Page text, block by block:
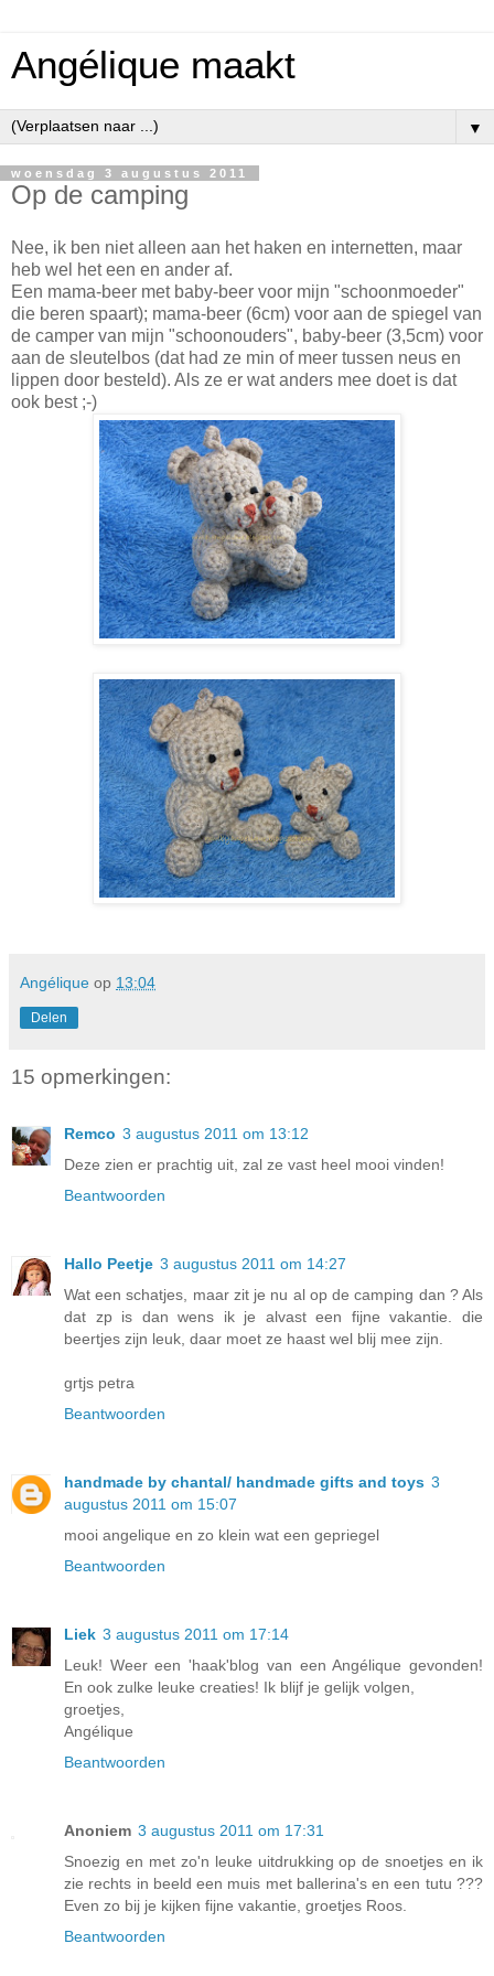
Angélique maakt
▼
woensdag 3 augustus 2011
Op de camping
Nee, ik ben niet alleen aan het haken en internetten, maar
heb wel het een en ander af.
Een mama-beer met baby-beer voor mijn "schoonmoeder"
die beren spaart); mama-beer (6cm) voor aan de spiegel van
de camper van mijn "schoonouders", baby-beer (3,5cm) voor
aan de sleutelbos (dat had ze min of meer tussen neus en
lippen door besteld). Als ze er wat anders mee doet is dat
ook best ;-)
Angélique op 13:04
Delen
15 opmerkingen:
Remco 3 augustus 2011 om 13:12
Deze zien er prachtig uit, zal ze vast heel mooi vinden!
Beantwoorden
Hallo Peetje 3 augustus 2011 om 14:27
Wat een schatjes, maar zit je nu al op de camping dan ? Als
dat zp is dan wens ik je alvast een fijne vakantie. die
beertjes zijn leuk, daar moet ze haast wel blij mee zijn.
grtjs petra
Beantwoorden
handmade by chantal/ handmade gifts and toys 3
augustus 2011 om 15:07
mooi angelique en zo klein wat een gepriegel
Beantwoorden
Liek 3 augustus 2011 om 17:14
Leuk! Weer een 'haak'blog van een Angélique gevonden!
En ook zulke leuke creaties! Ik blijf je gelijk volgen,
groetjes,
Angélique
Beantwoorden
Anoniem 3 augustus 2011 om 17:31
Snoezig en met zo'n leuke uitdrukking op de snoetjes en ik
zie rechts in beeld een muis met ballerina's en een tutu ???
Even zo bij je kijken fijne vakantie, groetjes Roos.
Beantwoorden